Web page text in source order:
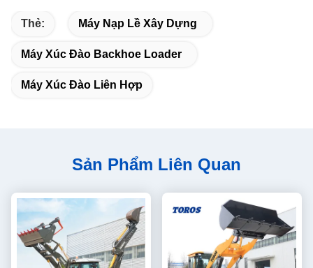
Thẻ: Máy Nạp Lề Xây Dựng
Máy Xúc Đào Backhoe Loader
Máy Xúc Đào Liên Hợp
Sản Phẩm Liên Quan